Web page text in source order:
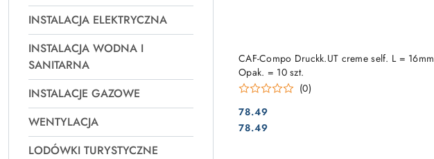
INSTALACJA ELEKTRYCZNA
INSTALACJA WODNA I
SANITARNA
INSTALACJE GAZOWE
WENTYLACJA
LODÓWKI TURYSTYCZNE
CAF-Compo Druckk.UT creme self. L = 16mm
Opak. = 10 szt.
(0)
Cena:
78.49
Cena:
78.49
DO KOSZYKA